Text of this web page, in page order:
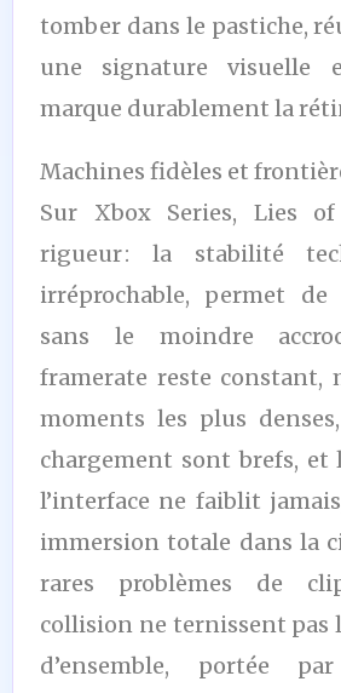
tomber dans le pastiche,
une signature visuelle
marque durablement la
Machines fidèles et
Sur Xbox Series, Lies
rigueur : la stabilité
irréprochable, permet de
sans le moindre
framerate reste constant,
moments les plus
chargement sont brefs, et
l’interface ne faiblit
immersion totale dans la
rares problèmes de
collision ne ternissent pas
d’ensemble, portée